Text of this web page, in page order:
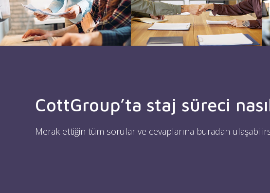
CottGroup’ta staj süreci
Merak ettiğin tüm sorular ve cevaplarına buradan